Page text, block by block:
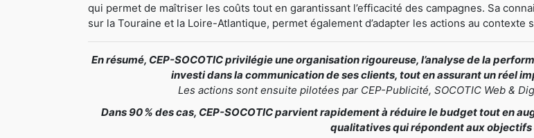
qui permet de maîtriser les coûts tout en garantissant l’efficacité des campagnes. Sa
sur la Touraine et la Loire-Atlantique, permet également d’adapter les actions au
En résumé, CEP-SOCOTIC privilégie une organisation rigoureuse, l’analyse de la
investi dans la communication de ses clients, tout en assurant un réel
Les actions sont ensuite pilotées par CEP-Publicité, SOCOTIC Web &
Dans 90 % des cas, CEP-SOCOTIC parvient rapidement à réduire le budget tout en
qualitatives qui répondent aux objectifs